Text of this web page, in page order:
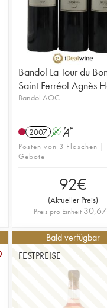
Bandol La Tour du
Saint Ferréol Agnès
Bandol AOC
2007 A S
Posten von 3 Flaschen |
Gebote
92€
(Aktueller Preis)
Preis pro Einheit 30,67
Bald verfügbar
FESTPREISE